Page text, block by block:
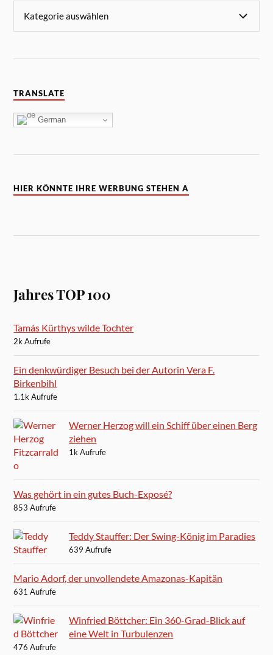
TRANSLATE
German
HIER KÖNNTE IHRE WERBUNG STEHEN A
Jahres TOP 100
Tamás Kürthys wilde Tochter
2k Aufrufe
Ein denkwürdiger Besuch bei der Autorin Vera F.
Birkenbihl
1.1k Aufrufe
Werner Herzog will ein Schiff über einen Berg
ziehen
1k Aufrufe
Was gehört in ein gutes Buch-Exposé?
853 Aufrufe
Teddy Stauffer: Der Swing-König im Paradies
639 Aufrufe
Mario Adorf, der unvollendete Amazonas-Kapitän
631 Aufrufe
Winfried Böttcher: Ein 360-Grad-Blick auf
eine Welt in Turbulenzen
476 Aufrufe